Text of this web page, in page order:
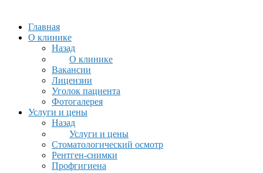
Главная
О клинике
Назад
О клинике
Вакансии
Лицензии
Уголок пациента
Фотогалерея
Услуги и цены
Назад
Услуги и цены
Стоматологический осмотр
Рентген-снимки
Профгигиена